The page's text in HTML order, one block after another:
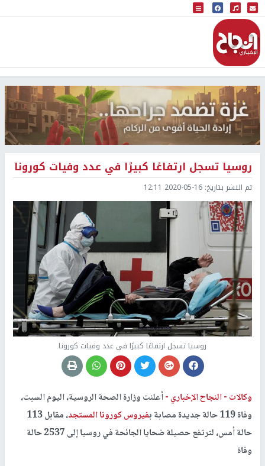
البث المباشر
إذاعة النجاح
روسيا تسجل ارتفاعًا كبيرًا في عدد وفيات كورونا
تم النشر بتاريخ: 2020-05-16 12:11
روسيا تسجل ارتفاعًا كبيرًا في عدد وفيات كورونا
وكالات -النجاح الإخباري -أعلنت وزارة الصحة الروسية، اليوم السبت،
وفاة 119 حالة جديدة مصابة ب
فيروس كورونا المستجد
، مقابل 113
حالة أمس، لترتفع حصيلة ضحايا الجائحة في روسيا إلى 2537 حالة
وفاة